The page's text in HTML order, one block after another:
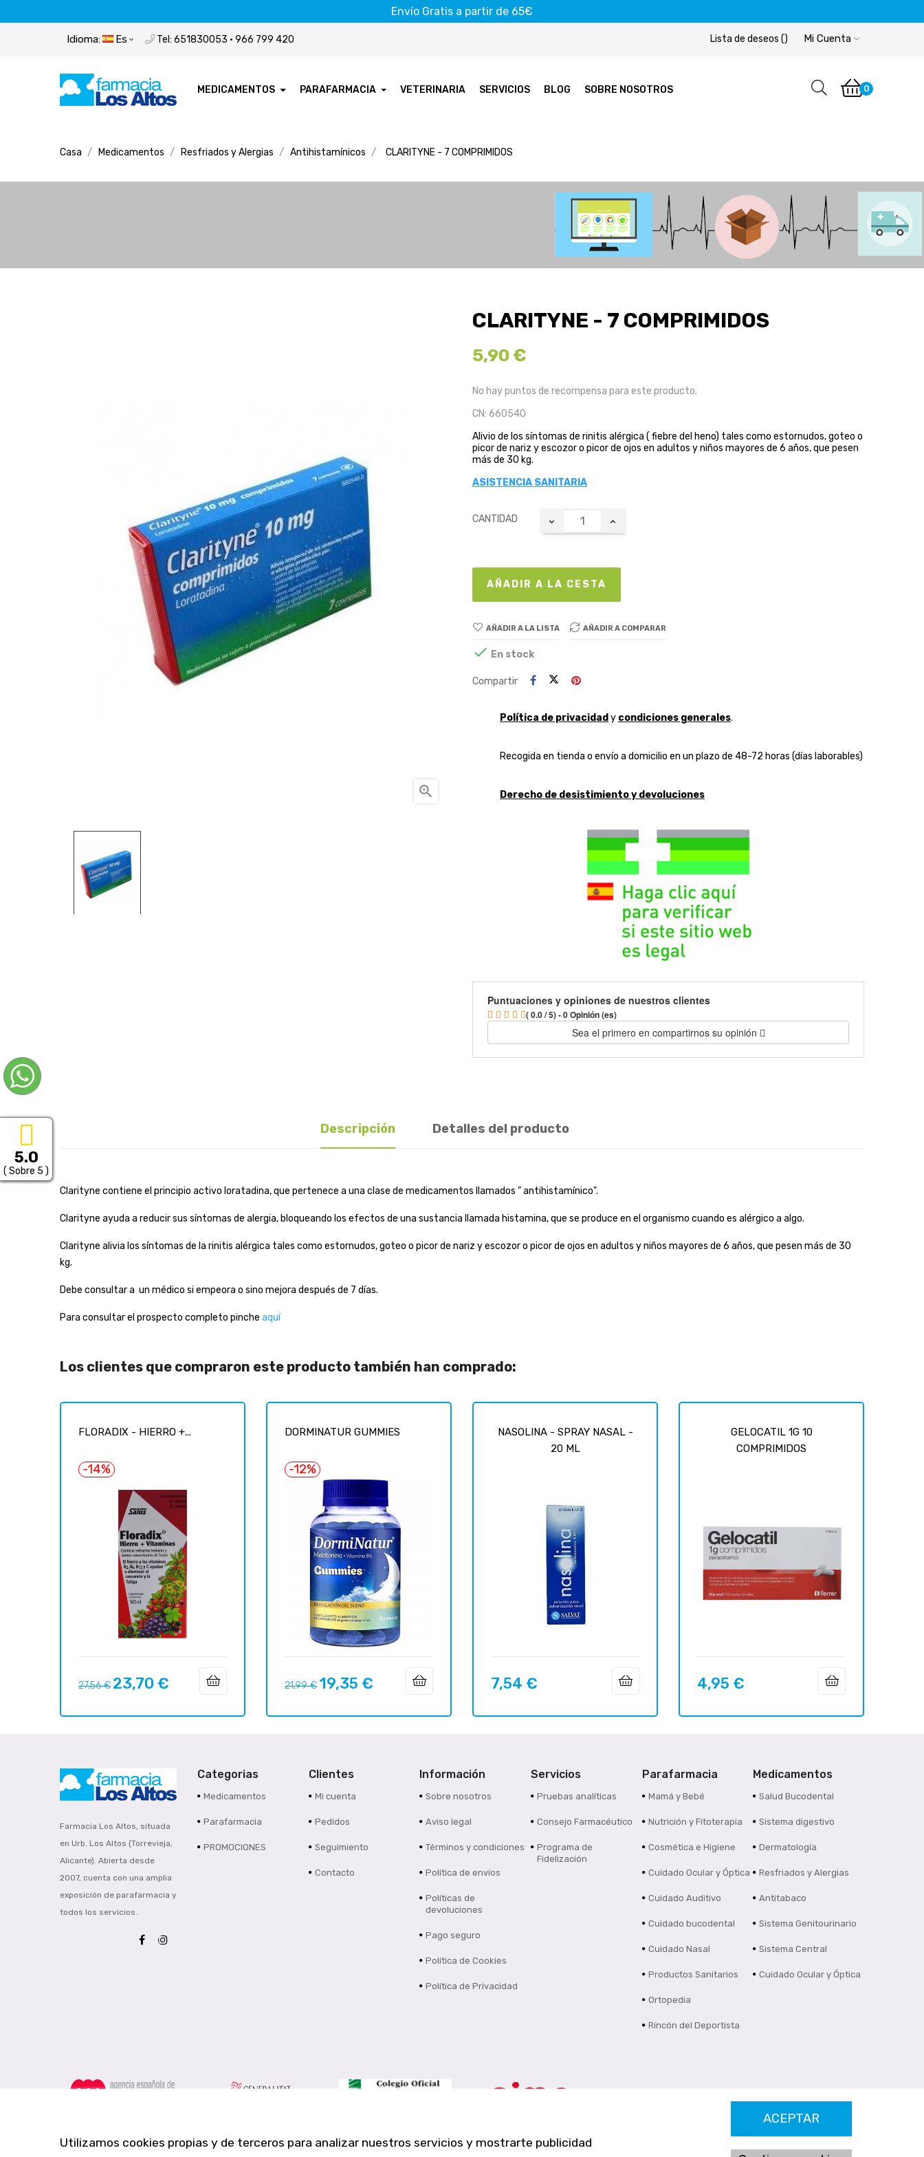
Envío Gratis a partir de 65€
Idioma: Es Tel: 651830053 · 966 799 420 Mi Cuenta
Lista de deseos ()
MEDICAMENTOS PARAFARMACIA VETERINARIA SERVICIOS BLOG SOBRE NOSOTROS 0
Utilizamos cookies propias y de terceros para analizar nuestros servicios y mostrarte publicidad
ACEPTAR
Casa Medicamentos Resfriados y Alergias Antihistamínicos CLARITYNE - 7 COMPRIMIDOS

CLARITYNE - 7 COMPRIMIDOS
5,90 €
No hay puntos de recompensa para este producto.
CN: 660540
Alivio de los síntomas de rinitis alérgica ( fiebre del heno) tales como estornudos, goteo o
picor de nariz y escozor o picor de ojos en adultos y niños mayores de 6 años, que pesen
más de 30 kg.
ASISTENCIA SANITARIA
CANTIDAD
AÑADIR A LA CESTA
AÑADIR A LA LISTA AÑADIR A COMPARAR
 En stock
Compartir
Política de privacidad y condiciones generales.
Recogida en tienda o envío a domicilio en un plazo de 48-72 horas (días laborables)
Derecho de desistimiento y devoluciones
Puntuaciones y opiniones de nuestros clientes
( 0.0 / 5) - 0 Opinión (es)
Sea el primero en compartirnos su opinión
Descripción Detalles del producto
Clarityne contiene el principio activo loratadina, que pertenece a una clase de medicamentos llamados " antihistamínico".
Clarityne ayuda a reducir sus síntomas de alergia, bloqueando los efectos de una sustancia llamada histamina, que se produce en el organismo cuando es alérgico a algo.
Clarityne alivia los síntomas de la rinitis alérgica tales como estornudos, goteo o picor de nariz y escozor o picor de ojos en adultos y niños mayores de 6 años, que pesen más de 30
kg.
Debe consultar a un médico si empeora o sino mejora después de 7 días.
Para consultar el prospecto completo pinche aquí
Los clientes que compraron este producto también han comprado:
FLORADIX - HIERRO +...
-14%
Precio
27,56 € Precio
23,70 €
DORMINATUR GUMMIES
-12%
Precio
21,99 € Precio
19,35 €
NASOLINA - SPRAY NASAL -
20 ML
Precio
7,54 €
GELOCATIL 1G 10
COMPRIMIDOS
Precio
4,95 €
Farmacia Los Altos, situada
en Urb. Los Altos (Torrevieja,
Alicante). Abierta desde
2007, cuenta con una amplia
exposición de parafarmacia y
todos los servicios..
Categorias
Medicamentos
Parafarmacia
PROMOCIONES
Clientes
Mi cuenta
Pedidos
Seguimiento
Contacto
Información
Sobre nosotros
Aviso legal
Términos y condiciones
Política de envíos
Políticas de
devoluciones
Pago seguro
Política de Cookies
Política de Privacidad
Servicios
Pruebas analíticas
Consejo Farmacéutico
Programa de
Fidelización
Parafarmacia
Mamá y Bebé
Nutrición y Fitoterapia
Cosmética e Higiene
Cuidado Ocular y Óptica
Cuidado Auditivo
Cuidado bucodental
Cuidado Nasal
Productos Sanitarios
Ortopedia
Rincón del Deportista
Medicamentos
Salud Bucodental
Sistema digestivo
Dermatología
Resfriados y Alergias
Antitabaco
Sistema Genitourinario
Sistema Central
Cuidado Ocular y Óptica
Farmacia Los Altos nº756
5.0
( Sobre 5 )